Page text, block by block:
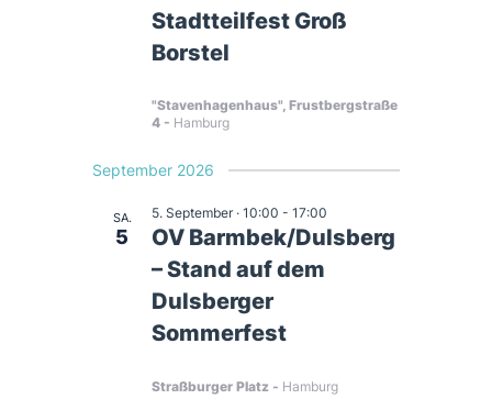
n
n
N
a
Stadtteilfest Groß
Borstel
"Stavenhagenhaus", Frustbergstraße
4
Hamburg
September 2026
SA.
5
OV Barmbek/Dulsberg
– Stand auf dem
Dulsberger
Sommerfest
5. September · 10:00 - 17:00
Straßburger Platz Hamburg